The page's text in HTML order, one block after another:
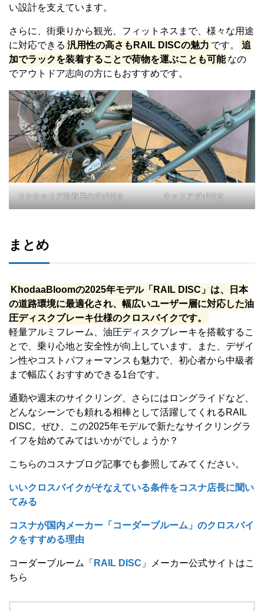
い設計を支えています。
さらに、街乗りから観光、フィットネスまで、様々な用途
に対応できる 汎用性の高さもRAIL DISCの魅力 です。
追
加でラックを装着することで荷物を運ぶことも可能 なの
でアウトドア志向の方にもおすすめです。
リヤキャリア装着用のダボ付き キャリアダボ付き
まとめ
KhodaaBloomの2025年モデル「RAIL DISC」は、日本
の道路環境に最適化され、幅広いユーザー層に対応した油
圧ディスクブレーキ仕様のクロスバイクです。
軽量アルミフレーム、油圧ディスクブレーキを搭載するこ
とで、乗り心地と安全性が向上しています。また、デザイ
ン性やコストパフォーマンスも魅力で、初心者から中級者
まで幅広くおすすめできる1台です。
通勤や週末のサイクリング、さらにはロングライドなど、
どんなシーンでも頼れる相棒として活躍してくれるRAIL
DISC。ぜひ、この2025年モデルで新たなサイクリングラ
イフを始めてみてはいかがでしょうか？
こちらのコスナブログ記事でも参照してみてください。
いいクロスバイクがそなえている条件をコスナ店長に聞い
てみる
コスナが国内メーカー「コーダーブルーム」のクロスバイ
クをすすめる理由
コーダーブルーム「 RAIL DISC 」メーカー公式サイトはこ
ちら